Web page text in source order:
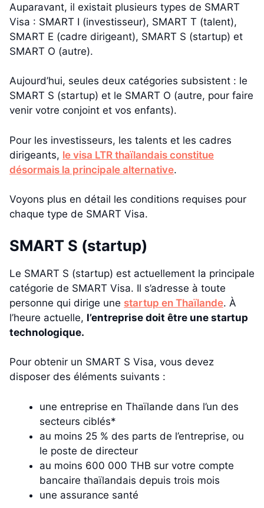
Auparavant, il existait plusieurs types de SMART
Visa : SMART I (investisseur), SMART T (talent),
SMART E (cadre dirigeant), SMART S (startup) et
SMART O (autre).
Aujourd’hui, seules deux catégories subsistent : le
SMART S (startup) et le SMART O (autre, pour faire
venir votre conjoint et vos enfants).
Pour les investisseurs, les talents et les cadres
dirigeants, le visa LTR thaïlandais constitue
désormais la principale alternative.
Voyons plus en détail les conditions requises pour
chaque type de SMART Visa.
SMART S (startup)
Le SMART S (startup) est actuellement la principale
catégorie de SMART Visa. Il s’adresse à toute
personne qui dirige une startup en Thaïlande. À
l’heure actuelle, l’entreprise doit être une startup
technologique.
Pour obtenir un SMART S Visa, vous devez
disposer des éléments suivants :
une entreprise en Thaïlande dans l’un des
secteurs ciblés*
au moins 25 % des parts de l’entreprise, ou
le poste de directeur
au moins 600 000 THB sur votre compte
bancaire thaïlandais depuis trois mois
une assurance santé